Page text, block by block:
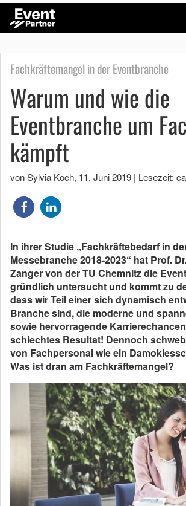
Fachkräftemangel in der Eventbranche
Warum und wie die
Eventbranche um
kämpft
von Sylvia Koch, 11. Juni 2019 | Lesezeit:
In ihrer Studie „Fachkräftebedarf in
Messebranche 2018-2023“ hat Prof.
Zanger von der TU Chemnitz die
gründlich untersucht und kommt zu
dass wir Teil einer sich dynamisch
Branche sind, die moderne und
sowie hervorragende
schlechtes Resultat! Dennoch
von Fachpersonal wie ein
Was ist dran am Fachkräftemangel?